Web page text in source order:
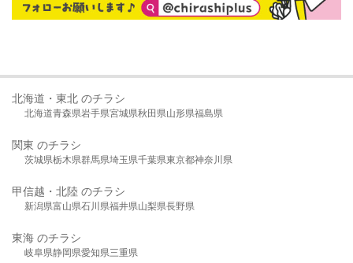
北海道・東北 のチラシ
北海道青森県岩手県宮城県秋田県山形県福島県
関東 のチラシ
茨城県栃木県群馬県埼玉県千葉県東京都神奈川県
甲信越・北陸 のチラシ
新潟県富山県石川県福井県山梨県長野県
東海 のチラシ
岐阜県静岡県愛知県三重県